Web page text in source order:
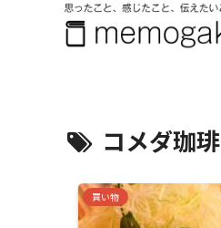
コメダ珈琲
買い物